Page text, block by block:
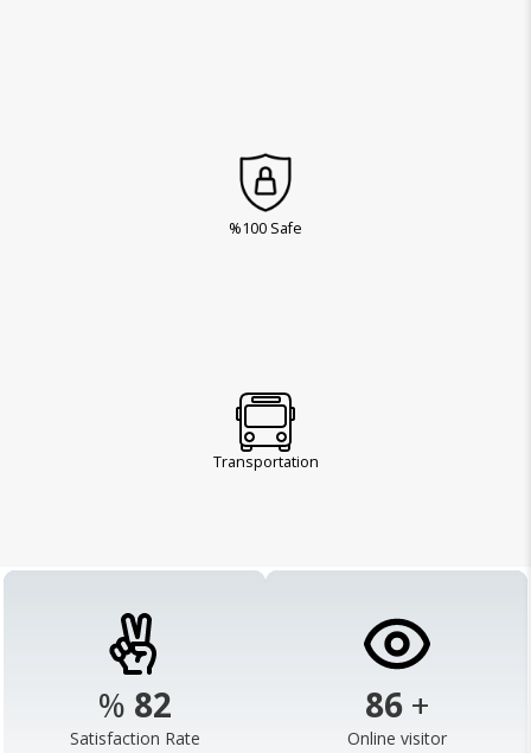
%100 Safe
Transportation
% 98
Satisfaction Rate
103 +
Online visitor